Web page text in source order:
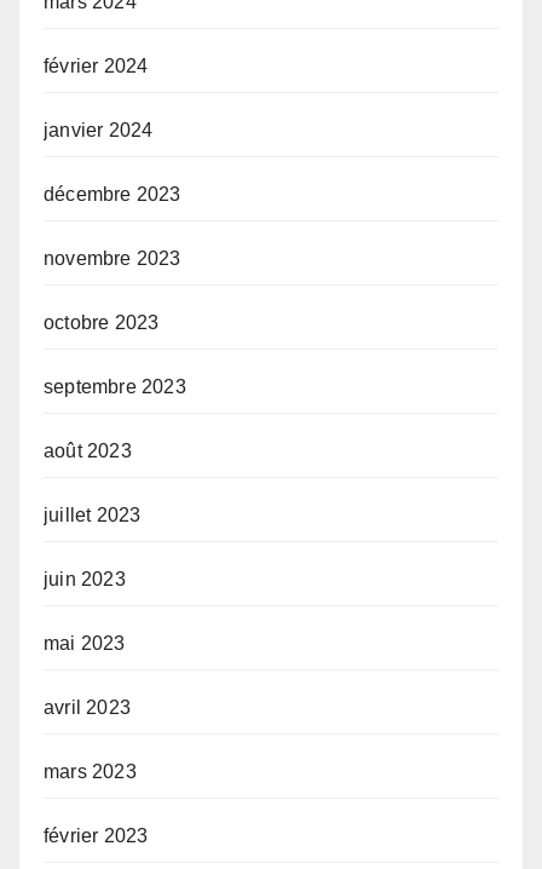
février 2024
janvier 2024
décembre 2023
novembre 2023
octobre 2023
septembre 2023
août 2023
juillet 2023
juin 2023
mai 2023
avril 2023
mars 2023
février 2023